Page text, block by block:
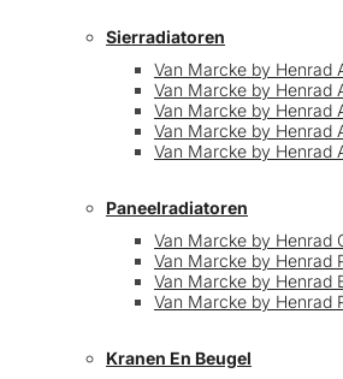
Sierradiatoren
Van Marcke by Henrad
Van Marcke by Henrad
Van Marcke by Henrad
Van Marcke by Henrad
Van Marcke by Henrad
Paneelradiatoren
Van Marcke by Henrad
Van Marcke by Henrad
Van Marcke by Henrad
Van Marcke by Henrad
Kranen En Beugel